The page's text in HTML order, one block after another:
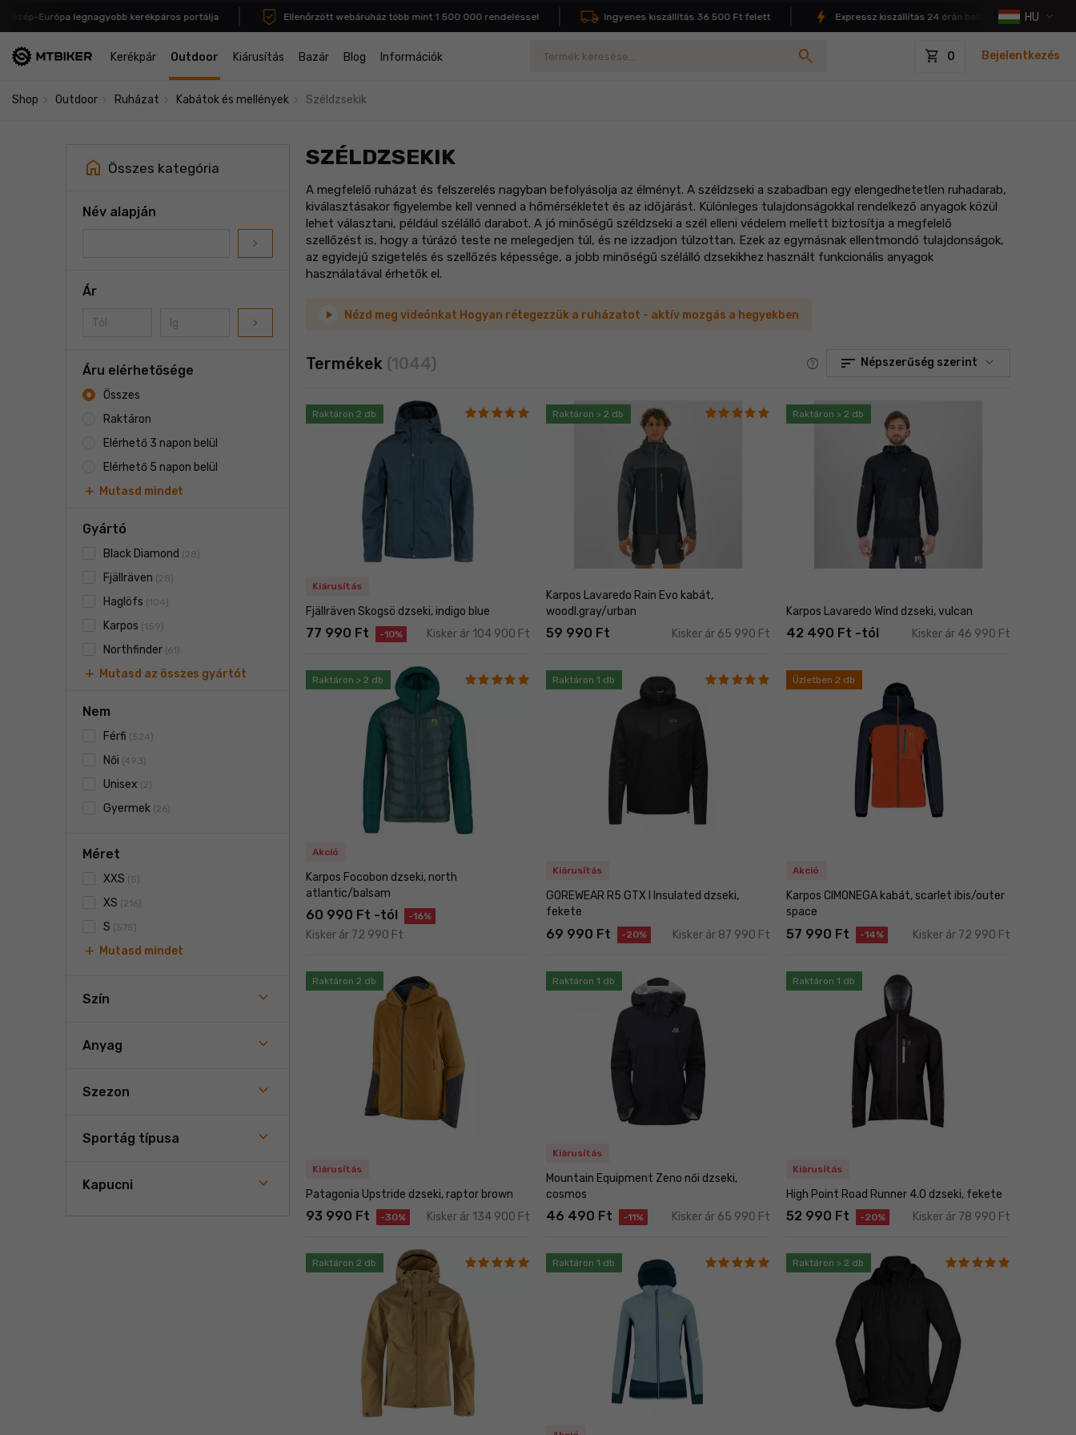
Európa legnagyobb kerékpáros portálja Ellenőrzött webáruház több mint 1 500 000 rendeléssel Ingyenes kiszállítás 36 500 Ft felett Expressz kiszállítás 24 órán belül 4.9/5
HU
search
Kerékpár Outdoor Kiárusítás Bazár Blog Információk shopping_cart 0 Bejelentkezés
Shop Outdoor Ruházat Kabátok és mellények Széldzsekik
home Összes kategória
Név alapján
navigate_next
Ár
navigate_next
Áru elérhetősége
Összes
Raktáron
Elérhető 3 napon belül
Elérhető 5 napon belül
add Mutasd mindet
Gyártó
Black Diamond (28)
Fjällräven (28)
Haglöfs (104)
Karpos (159)
Northfinder (61)
add Mutasd az összes gyártót
Nem
Férfi (524)
Női (493)
Unisex (2)
Gyermek (26)
Méret
XXS (5)
XS (216)
S (575)
add Mutasd mindet
Szín
Anyag
Szezon
Sportág típusa
Kapucni
SZÉLDZSEKIK
A megfelelő ruházat és felszerelés nagyban befolyásolja az élményt. A széldzseki a szabadban egy elengedhetetlen ruhadarab,
kiválasztásakor figyelembe kell venned a hőmérsékletet és az időjárást. Különleges tulajdonságokkal rendelkező anyagok közül
lehet választani, például szélálló darabot. A jó minőségű széldzseki a szél elleni védelem mellett biztosítja a megfelelő
szellőzést is, hogy a túrázó teste ne melegedjen túl, és ne izzadjon túlzottan. Ezek az egymásnak ellentmondó tulajdonságok,
az egyidejű szigetelés és szellőzés képessége, a jobb minőségű szélálló dzsekikhez használt funkcionális anyagok
használatával érhetők el.
Nézd meg videónkat Hogyan rétegezzük a ruházatot - aktív mozgás a hegyekben
Termékek (1044) help sort Népszerűség szerint
Raktáron 2 db
Kiárusítás
Fjällräven Skogsö dzseki, indigo blue
77 990 Ft -10% Kisker ár 104 900 Ft
Raktáron > 2 db
Karpos Lavaredo Rain Evo kabát,
woodl.gray/urban
59 990 Ft Kisker ár 65 990 Ft
Raktáron > 2 db
Karpos Lavaredo Wind dzseki, vulcan
42 490 Ft -tól Kisker ár 46 990 Ft
Raktáron > 2 db
Akció
Karpos Focobon dzseki, north
atlantic/balsam
60 990 Ft -tól -16%
Kisker ár 72 990 Ft
Raktáron 1 db
Kiárusítás
GOREWEAR R5 GTX I Insulated dzseki,
fekete
69 990 Ft -20% Kisker ár 87 990 Ft
Üzletben 2 db
Akció
Karpos CIMONEGA kabát, scarlet ibis/outer
space
57 990 Ft -14% Kisker ár 72 990 Ft
Raktáron 2 db
Kiárusítás
Patagonia Upstride dzseki, raptor brown
93 990 Ft -30% Kisker ár 134 900 Ft
Raktáron 1 db
Kiárusítás
Mountain Equipment Zeno női dzseki,
cosmos
46 490 Ft -11% Kisker ár 65 990 Ft
Raktáron 1 db
Kiárusítás
High Point Road Runner 4.0 dzseki, fekete
52 990 Ft -20% Kisker ár 78 990 Ft
Raktáron 2 db Raktáron 1 db Raktáron > 2 db